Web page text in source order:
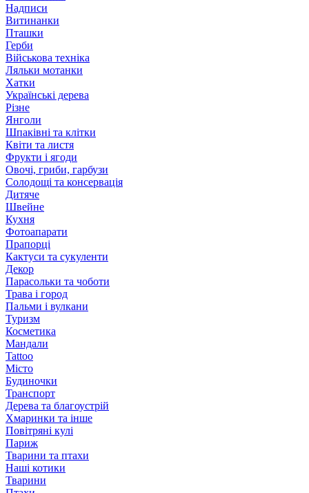
Надписи
Витинанки
Пташки
Герби
Військова техніка
Ляльки мотанки
Хатки
Українські дерева
Різне
Янголи
Шпаківні та клітки
Квіти та листя
Фрукти і ягоди
Овочі, гриби, гарбузи
Солодощі та консервація
Дитяче
Швейне
Кухня
Фотоапарати
Прапорці
Кактуси та сукуленти
Декор
Парасольки та чоботи
Трава і город
Пальми і вулкани
Туризм
Косметика
Мандали
Tattoo
Місто
Будиночки
Транспорт
Дерева та благоустрій
Хмаринки та інше
Повітряні кулі
Париж
Тварини та птахи
Наші котики
Тварини